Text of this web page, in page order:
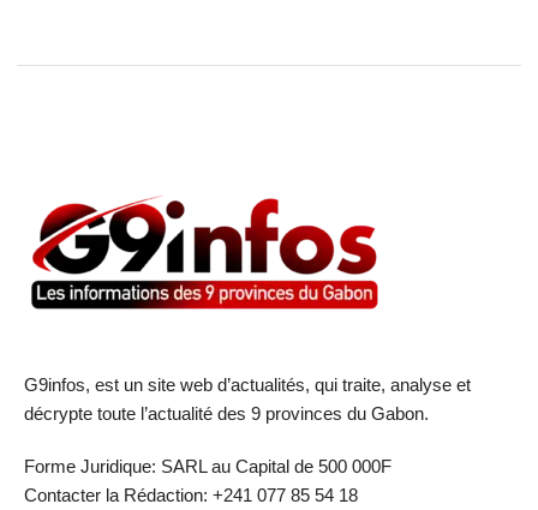
G9infos, est un site web d’actualités, qui traite, analyse et
décrypte toute l’actualité des 9 provinces du Gabon.
Forme Juridique: SARL au Capital de 500 000F
Contacter la Rédaction: +241 077 85 54 18